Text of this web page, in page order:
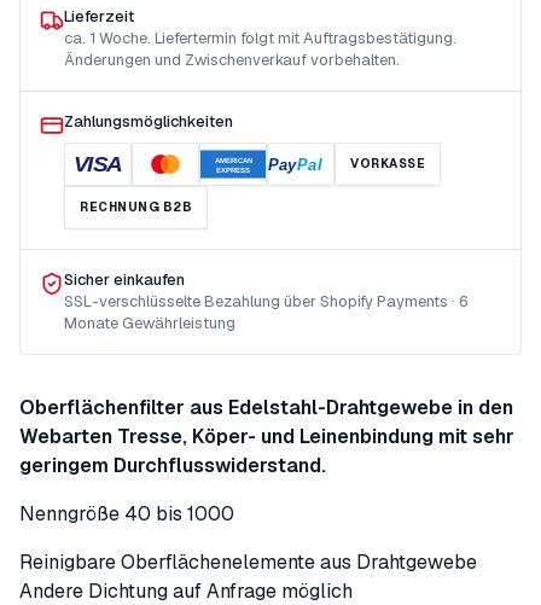
Lieferzeit
ca. 1 Woche. Liefertermin folgt mit Auftragsbestätigung.
Änderungen und Zwischenverkauf vorbehalten.
Zahlungsmöglichkeiten
VISA
AMERICAN
EXPRESS
PayPal VORKASSE
RECHNUNG B2B
Sicher einkaufen
SSL-verschlüsselte Bezahlung über Shopify Payments · 6
Monate Gewährleistung
Oberflächenfilter aus Edelstahl-Drahtgewebe in den
Webarten Tresse, Köper- und Leinenbindung mit sehr
geringem Durchflusswiderstand.
Nenngröße 40 bis 1000
Reinigbare Oberflächenelemente aus Drahtgewebe
Andere Dichtung auf Anfrage möglich